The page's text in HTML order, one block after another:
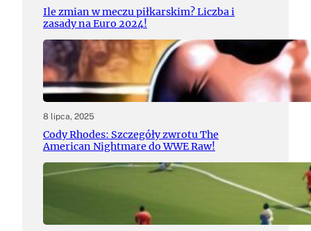
Ile zmian w meczu piłkarskim? Liczba i
zasady na Euro 2024!
8 lipca, 2025
Cody Rhodes: Szczegóły zwrotu The
American Nightmare do WWE Raw!